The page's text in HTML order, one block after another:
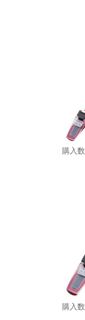
購入数
購入数